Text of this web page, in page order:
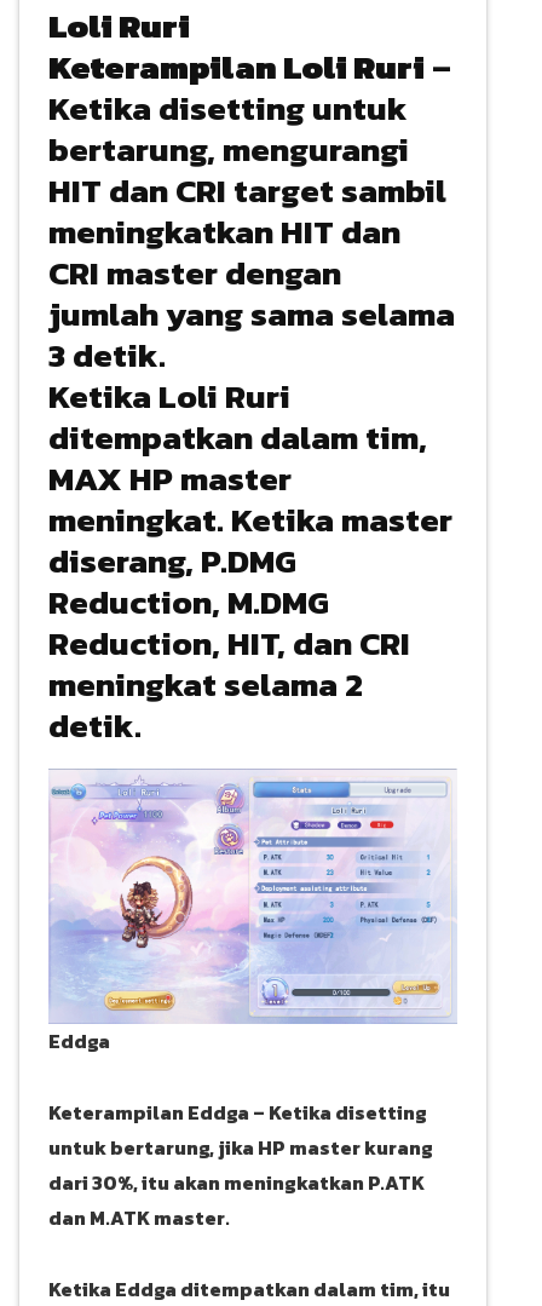
Loli Ruri
Keterampilan Loli Ruri–
Ketika disetting untuk
bertarung, mengurangi
HIT dan CRI target sambil
meningkatkan HIT dan
CRI master dengan
jumlah yang sama selama
3 detik.
Ketika Loli Ruri
ditempatkan dalam tim,
MAX HP master
meningkat. Ketika master
diserang, P.DMG
Reduction, M.DMG
Reduction, HIT, dan CRI
meningkat selama 2
detik.
Eddga
Keterampilan Eddga – Ketika disetting
untuk bertarung, jika HP master kurang
dari 30%, itu akan meningkatkan P.ATK
dan M.ATK master.
Ketika Eddga ditempatkan dalam tim, itu